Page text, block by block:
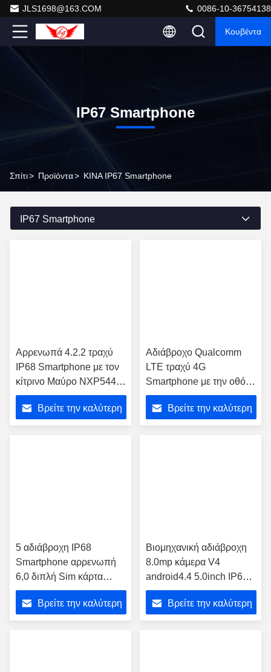
JLS1698@163.COM 0086-10-36754138
Κουβέντα
IP67 Smartphone
Σπίτι> Προϊόντα> ΚΙΝΑ IP67 Smartphone
IP67 Smartphone
Αρρενωπά 4.2.2 τραχύ
IP68 Smartphone με τον
κίτρινο Μαύρο NXP544
NFC A8
Βρείτε την καλύτερη
Αδιάβροχο Qualcomm
LTE τραχύ 4G
Smartphone με την οθόνη
5.0 ίντσας HD
Βρείτε την καλύτερη
5 αδιάβροχη IP68
Smartphone αρρενωπή
6,0 διπλή Sim κάρτα
ίντσας
Βρείτε την καλύτερη
Βιομηχανική αδιάβροχη
8.0mp κάμερα V4
android4.4 5.0inch IP68
Smartphone
Βρείτε την καλύτερη